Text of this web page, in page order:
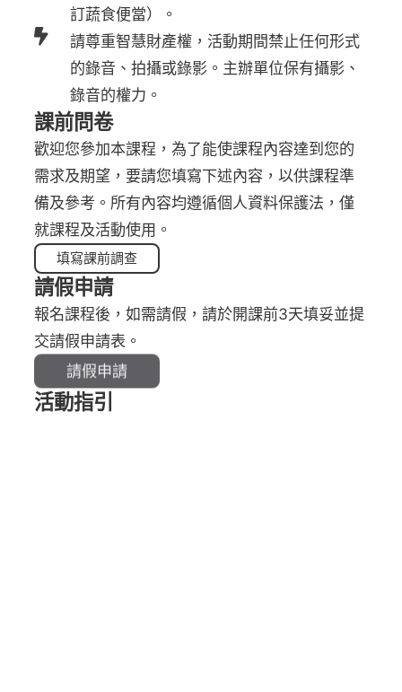
訂蔬食便當）。
請尊重智慧財產權，活動期間禁止任何形式
的錄音、拍攝或錄影。主辦單位保有攝影、
錄音的權力。
課前問卷
歡迎您參加本課程，為了能使課程內容達到您的
需求及期望，要請您填寫下述內容，以供課程準
備及參考。所有內容均遵循個人資料保護法，僅
就課程及活動使用。
填寫課前調查
請假申請
報名課程後，如需請假，請於開課前3天填妥並提
交請假申請表。
請假申請
活動指引